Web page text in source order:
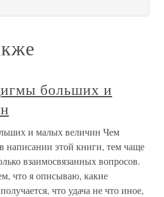
больших и
и малых величин Чем
написании этой книги, тем чаще
взаимосвязанных вопросов.
что я описываю, какие
что удача не что иное,